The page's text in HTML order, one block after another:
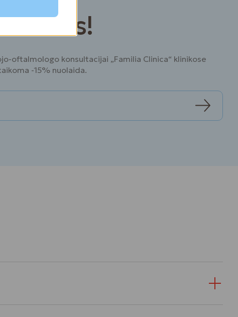
akimis!
oftalmologo konsultacijai „Familia Clinica“ klinikose
-15% nuolaida.